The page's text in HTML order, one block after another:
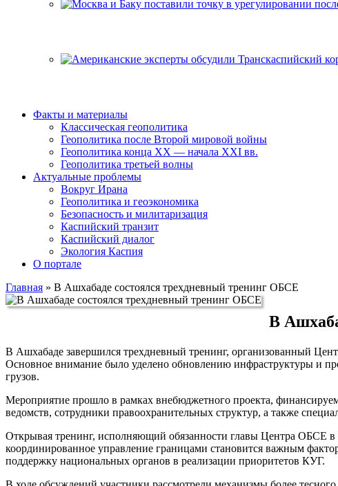
Факты и материалы
Классическая геополитика
Геополитика после Второй мировой войны
Геополитика конца XX — начала XXI вв.
Геополитика третьей волны
Актуальные проблемы
Вокруг Ирана
Геополитика и геоэкономика
Безопасность и милитаризация
Каспийский транзит
Каспийский диалог
Экология Каспия
О портале
Главная » В Ашхабаде состоялся трехдневный тренинг ОБСЕ
В
В Ашхабаде завершился трехдневный тренинг, организованный
Основное внимание было уделено обновлению инфраструктуры и
грузов.
Мероприятие прошло в рамках внебюджетного проекта,
ведомств, сотрудники правоохранительных структур, а также
Открывая тренинг, исполняющий обязанности главы Центра ОБСЕ
координированное управление границами становится важным
поддержку национальных органов в реализации приоритетов КУГ.